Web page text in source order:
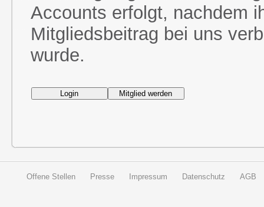
Accounts erfolgt, nachdem
Mitgliedsbeitrag bei uns
wurde.
Offene Stellen Presse Impressum Datenschutz AGB